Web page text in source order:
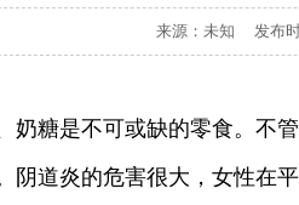
来源：未知 发布时
糖是不可或缺的零食。不
阴道炎的危害很大，女性在